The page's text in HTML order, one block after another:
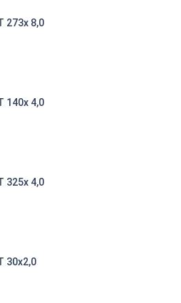
273х 8,0
140х 4,0
325х 4,0
Труба 12Х18Н10Т 30х2,0